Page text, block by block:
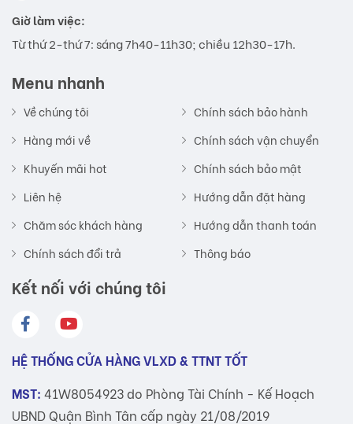
Giờ làm việc:
Từ thứ 2-thứ 7: sáng 7h40-11h30; chiều 12h30-17h.
Menu nhanh
Về chúng tôi
Hàng mới về
Khuyến mãi hot
Liên hệ
Chăm sóc khách hàng
Chính sách đổi trả
Chính sách bảo hành
Chính sách vận chuyển
Chính sách bảo mật
Hướng dẫn đặt hàng
Hướng dẫn thanh toán
Thông báo
Kết nối với chúng tôi
HỆ THỐNG CỬA HÀNG VLXD & TTNT TỐT
MST: 41W8054923 do Phòng Tài Chính - Kế Hoạch
UBND Quận Bình Tân cấp ngày 21/08/2019